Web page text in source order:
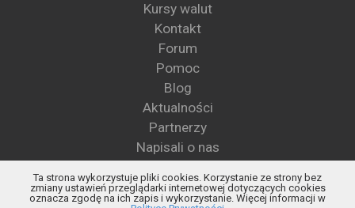
Kursy walut
Kontakt
Forum
Pomoc
Blog
Aktualności
Partnerzy
Napisali o nas
Blog KSeF
Ta strona wykorzystuje pliki cookies. Korzystanie ze strony bez
zmiany ustawień przeglądarki internetowej dotyczących cookies
oznacza zgodę na ich zapis i wykorzystanie. Więcej informacji w